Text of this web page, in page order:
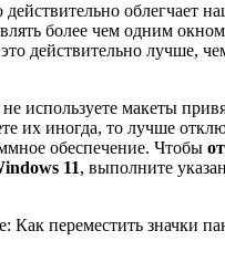
облегчает
более чем одним
действительно лучше,
используете макеты
их иногда, то лучше
обеспечение. Чтобы
11, выполните
Как переместить значки